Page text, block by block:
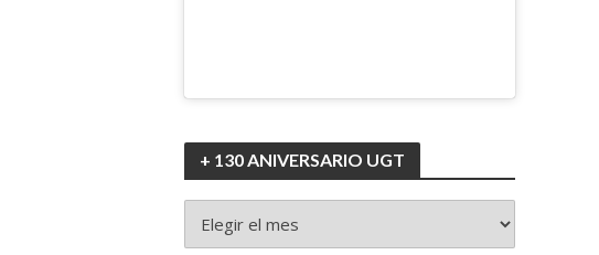
+ 130 ANIVERSARIO UGT
130